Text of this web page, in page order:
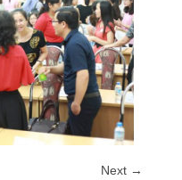
Next →